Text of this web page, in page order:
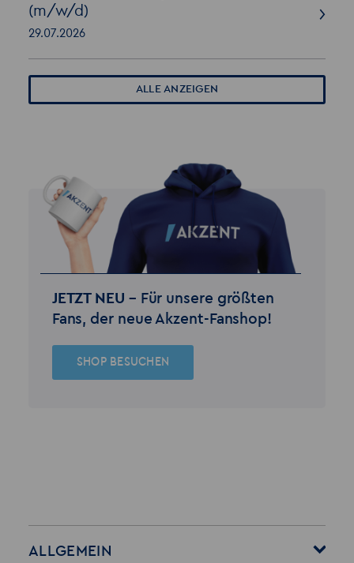
(m/w/d)
29.07.2026
ALLE ANZEIGEN
JETZT NEU – Für unsere größten
Fans, der neue Akzent-Fanshop!
SHOP BESUCHEN
ALLGEMEIN